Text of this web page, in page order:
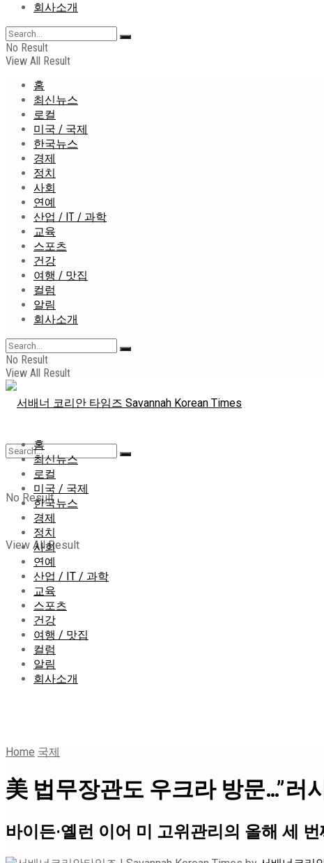
회사소개
No Result
View All Result
홈
최신뉴스
로컬
미국 / 국제
한국뉴스
경제
정치
사회
연예
산업 / IT / 과학
교육
스포츠
건강
여행 / 맛집
컬럼
알림
회사소개
No Result
View All Result
No Result
View All Result
홈
최신뉴스
로컬
미국 / 국제
한국뉴스
경제
정치
사회
연예
산업 / IT / 과학
교육
스포츠
건강
여행 / 맛집
컬럼
알림
회사소개
Home 국제
美 법무장관도 우크라 방문…”러
바이든·옐런 이어 미 고위관리의 올해 세